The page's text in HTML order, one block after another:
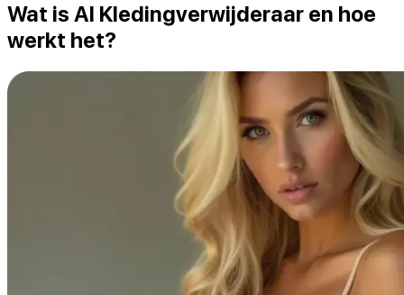
Wat is AI Kledingverwijderaar en hoe
werkt het?